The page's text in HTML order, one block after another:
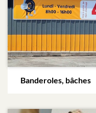
Banderoles, bâches